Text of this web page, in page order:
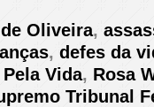
Oliveira,
, defes da
Pela Vida, Rosa
Tribunal